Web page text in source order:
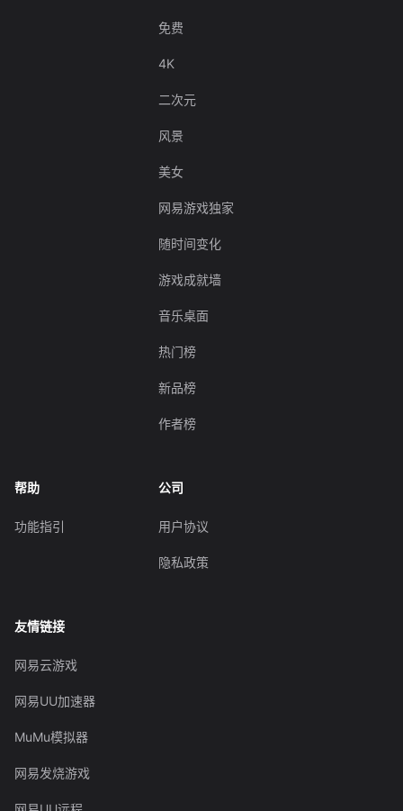
免费
4K
二次元
风景
美女
网易游戏独家
随时间变化
游戏成就墙
音乐桌面
热门榜
新品榜
作者榜
帮助
功能指引
公司
用户协议
隐私政策
友情链接
网易云游戏
网易UU加速器
MuMu模拟器
网易发烧游戏